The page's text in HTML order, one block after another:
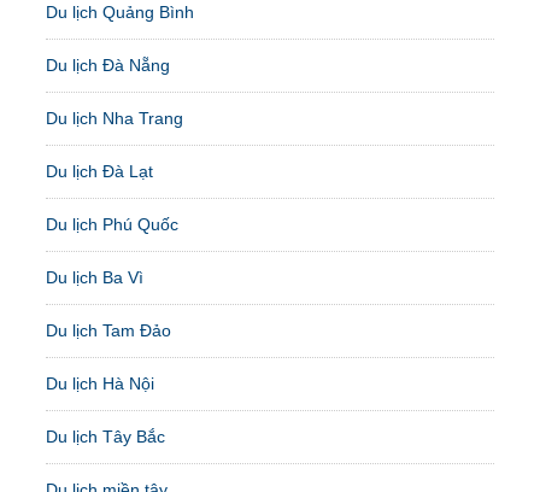
Du lịch Quảng Bình
Du lịch Đà Nẵng
Du lịch Nha Trang
Du lịch Đà Lạt
Du lịch Phú Quốc
Du lịch Ba Vì
Du lịch Tam Đảo
Du lịch Hà Nội
Du lịch Tây Bắc